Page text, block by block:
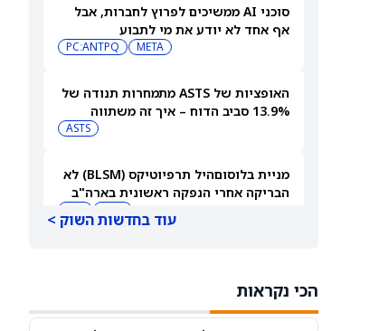
סוכני AI ממשיכים לפרוץ לחברות, אבל
אף אחד לא יודע את מי לתבוע
META
PC:ANTPQ
האופציות של ASTS מתמחרות תנודה של
13.9% סביב הדוח – איך זה משתווה
ASTS
מניית בלוסוםהיל תרפיוטיקס (BLSM) לא
הבריקה אחרי הנפקה ראשונית בארה"ב
עוד בחדשות השוק >
הכי נקראות